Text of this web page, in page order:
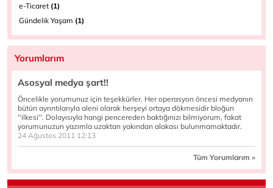
e-Ticaret (1)
Gündelik Yaşam (1)
Yorumlarım
Asosyal medya şart!!
Öncelikle yorumunuz için teşekkürler. Her operasyon öncesi medyanın
bütün ayrıntılarıyla aleni olarak herşeyi ortaya dökmesidir bloğun
''ilkesi''. Dolayısıyla hangi pencereden baktığınızı bilmiyorum, fakat
yorumunuzun yazımla uzaktan yakından alakası bulunmamaktadır.
24 Ağustos 2011 12:13
Tüm Yorumlarım »